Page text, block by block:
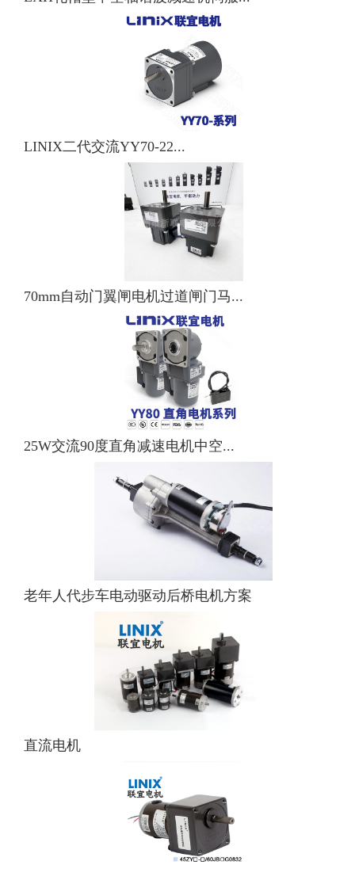
LINIX二代交流YY70-22...
70mm自动门翼闸电机过道闸门马...
25W交流90度直角减速电机中空...
老年人代步车电动驱动后桥电机方案
直流电机